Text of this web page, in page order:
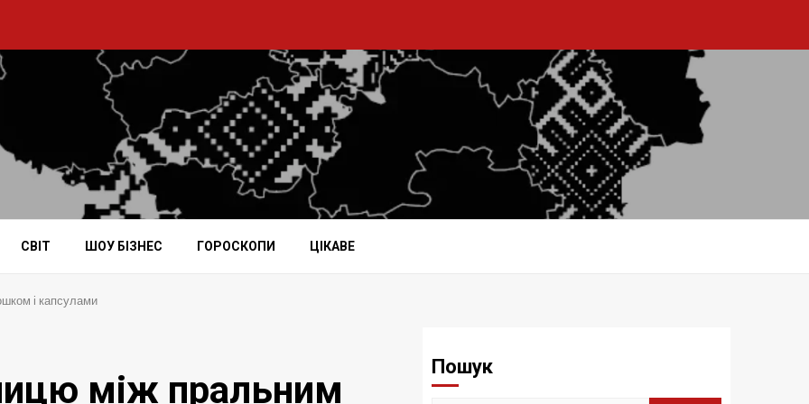
СВІТ ШОУ БІЗНЕС ГОРОСКОПИ ЦІКАВЕ
і капсулами
між пральним
Пошук